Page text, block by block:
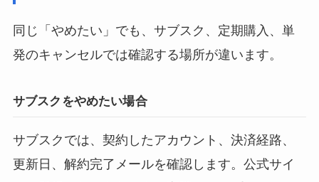
同じ「やめたい」でも、サブスク、定期購入、単
発のキャンセルでは確認する場所が違います。
サブスクをやめたい場合
サブスクでは、契約したアカウント、決済経路、
更新日、解約完了メールを確認します。公式サイ